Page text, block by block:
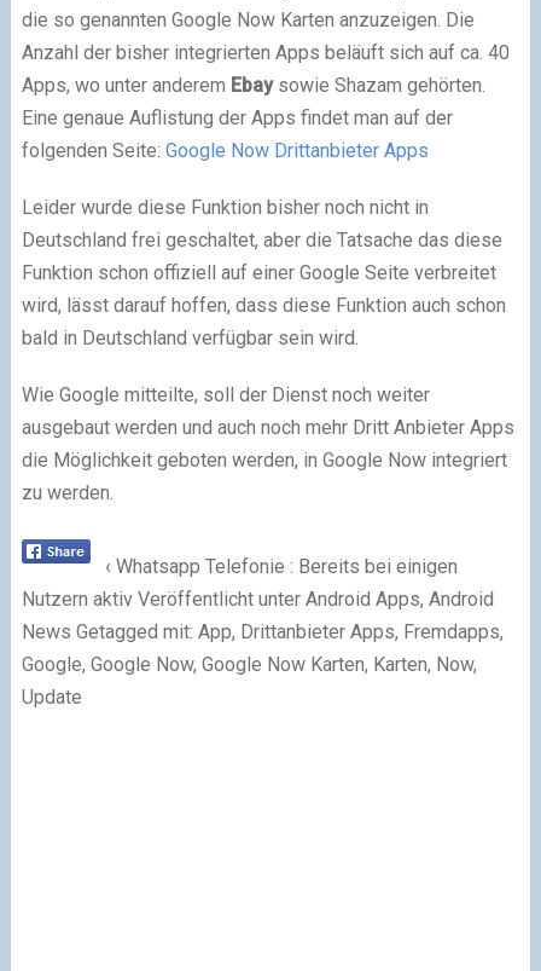
die so genannten Google Now Karten anzuzeigen. Die
Anzahl der bisher integrierten Apps beläuft sich auf ca. 40
Apps, wo unter anderem Ebaysowie Shazam gehörten.
Eine genaue Auflistung der Apps findet man auf der
folgenden Seite: Google Now Drittanbieter Apps
Leider wurde diese Funktion bisher noch nicht in
Deutschland frei geschaltet, aber die Tatsache das diese
Funktion schon offiziell auf einer Google Seite verbreitet
wird, lässt darauf hoffen, dass diese Funktion auch schon
bald in Deutschland verfügbar sein wird.
Wie Google mitteilte, soll der Dienst noch weiter
ausgebaut werden und auch noch mehr Dritt Anbieter Apps
die Möglichkeit geboten werden, in Google Now integriert
zu werden.
‹ Whatsapp Telefonie : Bereits bei einigen
Nutzern aktiv Veröffentlicht unter Android Apps, Android
News Getagged mit: App, Drittanbieter Apps, Fremdapps,
Google, Google Now, Google Now Karten, Karten, Now,
Update